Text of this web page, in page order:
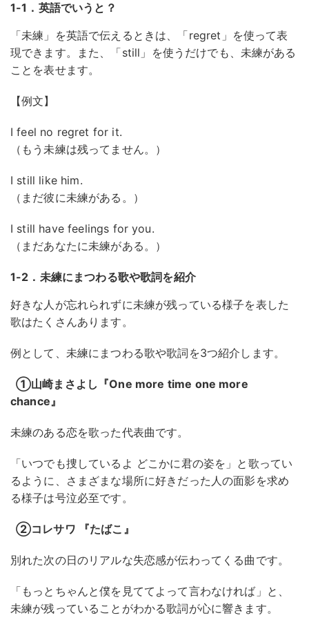
1-1．英語でいうと？
「未練」を英語で伝えるときは、「regret」を使って表
現できます。また、「still」を使うだけでも、未練がある
ことを表せます。
【例文】
I feel no regret for it.
（もう未練は残ってません。）
I still like him.
（まだ彼に未練がある。）
I still have feelings for you.
（まだあなたに未練がある。）
1-2．未練にまつわる歌や歌詞を紹介
好きな人が忘れられずに未練が残っている様子を表した
歌はたくさんあります。
例として、未練にまつわる歌や歌詞を3つ紹介します。
①山崎まさよし『One more time one more
chance』
未練のある恋を歌った代表曲です。
「いつでも捜しているよ どこかに君の姿を」と歌ってい
るように、さまざまな場所に好きだった人の面影を求め
る様子は号泣必至です。
②コレサワ 『たばこ』
別れた次の日のリアルな失恋感が伝わってくる曲です。
「もっとちゃんと僕を見ててよって言わなければ」と、
未練が残っていることがわかる歌詞が心に響きます。